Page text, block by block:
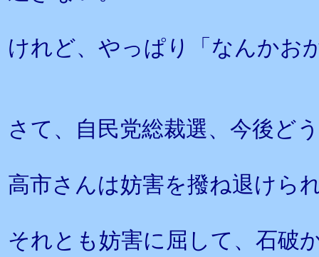
けれど、やっぱり「なんかお
さて、自民党総裁選、今後ど
高市さんは妨害を撥ね退けら
それとも妨害に屈して、石破